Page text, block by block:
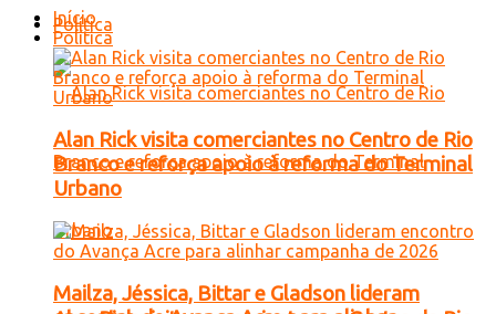
Política
Início
Política
Alan Rick visita comerciantes no Centro de Rio
Branco e reforça apoio à reforma do Terminal
Urbano
Mailza, Jéssica, Bittar e Gladson lideram